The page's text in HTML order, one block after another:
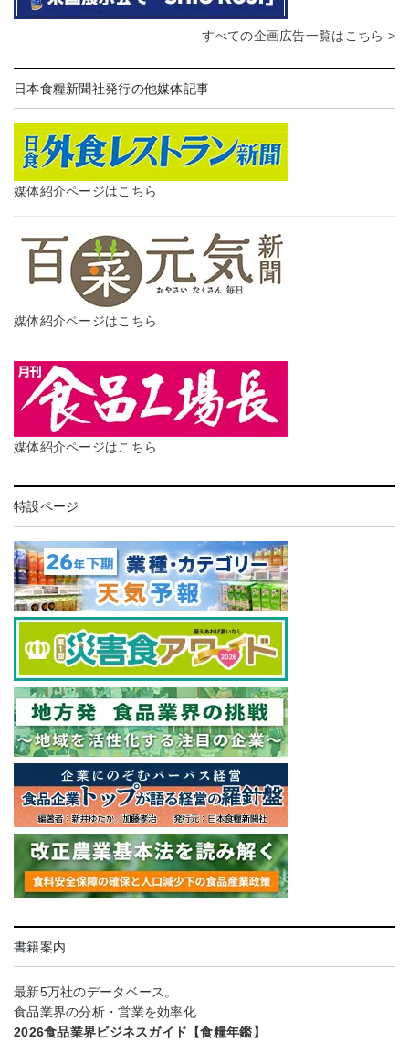
すべての企画広告一覧はこちら >
日本食糧新聞社発行の他媒体記事
媒体紹介ページはこちら
媒体紹介ページはこちら
媒体紹介ページはこちら
特設ページ
書籍案内
最新5万社のデータベース。
食品業界の分析・営業を効率化
2026食品業界ビジネスガイド【食糧年鑑】